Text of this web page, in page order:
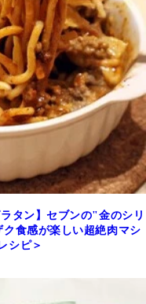
タン】セブンの"金のシリ
食感が楽しい超絶肉マシ
シピ＞